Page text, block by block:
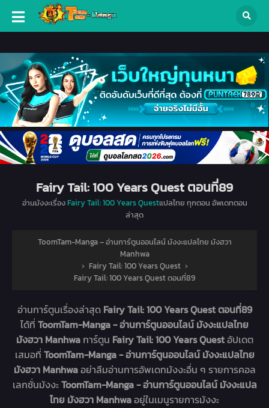
Fairy Tail: 100 Years Quest ตอนที่89
อ่านมังงะเรื่องFairy Tail: 100 Years Questแปลไทย ทุกตอน อัพเดทตอน
ล่าสุด
ToomTam-Manga – อ่านการ์ตูนออนไลน์ มังงะแปลไทย มังฮวา
Manhwa
› Fairy Tail: 100 Years Quest ›
Fairy Tail: 100 Years Quest ตอนที่89
อ่านการ์ตูนเรื่องล่าสุด Fairy Tail: 100 Years Quest ตอนที่89
ได้ที่ ToomTam-Manga - อ่านการ์ตูนออนไลน์ มังงะแปลไทย
มังฮวา Manhwaการ์ตูน Fairy Tail: 100 Years Questอัปเดต
เสมอที่ ToomTam-Manga - อ่านการ์ตูนออนไลน์ มังงะแปลไทย
มังฮวา Manhwaอย่าลืมอ่านการอัพเดทมังงะอื่น ๆ รายการคอล
เลกชั่นมังงะToomTam-Manga - อ่านการ์ตูนออนไลน์ มังงะแปล
ไทย มังฮวา Manhwaอยู่ในเมนูรายการมังงะ